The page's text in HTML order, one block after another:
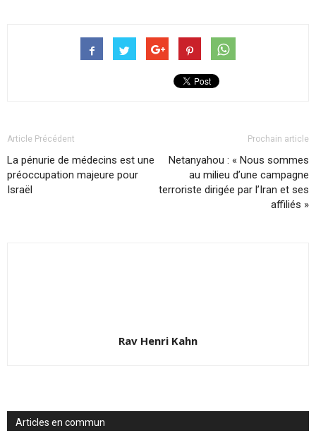
Article Précédent
La pénurie de médecins est une
préoccupation majeure pour
Israël
Prochain article
Netanyahou : « Nous sommes
au milieu d’une campagne
terroriste dirigée par l’Iran et ses
affiliés »
Rav Henri Kahn
Articles en commun